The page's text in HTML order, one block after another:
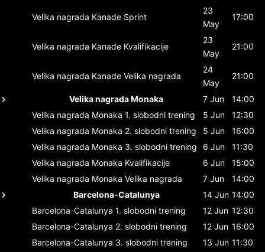
Velika nagrada Kanade Sprint
23
May
17:00
Velika nagrada Kanade Kvalifikacije
23
May
21:00
Velika nagrada Kanade Velika nagrada
24
May
21:00
Velika nagrada Monaka 7 Jun
14:00
Velika nagrada Monaka 1. slobodni trening 5 Jun
12:30
Velika nagrada Monaka 2. slobodni trening 5 Jun
16:00
Velika nagrada Monaka 3. slobodni trening 6 Jun
11:30
Velika nagrada Monaka Kvalifikacije 6 Jun
15:00
Velika nagrada Monaka Velika nagrada 7 Jun
14:00
Barcelona-Catalunya
14 Jun 14:00
Barcelona-Catalunya 1. slobodni trening 12 Jun 12:30
Barcelona-Catalunya 2. slobodni trening 12 Jun 16:00
Barcelona-Catalunya 3. slobodni trening 13 Jun 11:30